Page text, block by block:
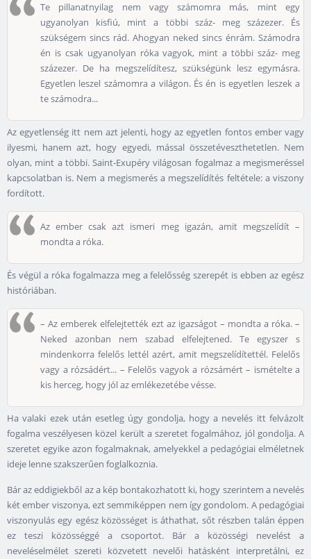
Te pillanatnyilag nem vagy számomra más, mint egy
ugyanolyan kisfiú, mint a többi száz- meg százezer. És
szükségem sincs rád. Ahogyan neked sincs énrám. Számodra
én is csak ugyanolyan róka vagyok, mint a többi száz- meg
százezer. De ha megszelídítesz, szükségünk lesz egymásra.
Egyetlen leszel számomra a világon. És én is egyetlen leszek a
te számodra...
Az egyetlenség itt nem azt jelenti, hogy az egyetlen fontos ember vagy
ilyesmi, hanem azt, hogy egyedi, mással összetéveszthetetlen. Nem
olyan, mint a többi. Saint-Exupéry világosan fogalmaz a megismeréssel
kapcsolatban is. Nem a megismerés a megszelídítés feltétele: a viszony
fordított.
Az ember csak azt ismeri meg igazán, amit megszelídít –
mondta a róka.
És végül a róka fogalmazza meg a felelősség szerepét is ebben az egész
históriában.
– Az emberek elfelejtették ezt az igazságot – mondta a róka. –
Neked azonban nem szabad elfelejtened. Te egyszer s
mindenkorra felelős lettél azért, amit megszelídítettél. Felelős
vagy a rózsádért... – Felelős vagyok a rózsámért – ismételte a
kis herceg, hogy jól az emlékezetébe vésse.
Ha valaki ezek után esetleg úgy gondolja, hogy a nevelés itt felvázolt
fogalma veszélyesen közel került a szeretet fogalmához, jól gondolja. A
szeretet egyike azon fogalmaknak, amelyekkel a pedagógiai elméletnek
ideje lenne szakszerűen foglalkoznia.
Bár az eddigiekből az a kép bontakozhatott ki, hogy szerintem a nevelés
két ember viszonya, ezt semmiképpen nem így gondolom. A pedagógiai
viszonyulás egy egész közösséget is áthathat, sőt részben talán éppen
ez teszi közösséggé a csoportot. Bár a közösségi nevelést a
neveléselmélet szereti közvetett nevelői hatásként interpretálni, ez